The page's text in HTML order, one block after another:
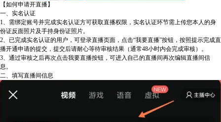
【如何申请开直播】
一、实名认证
1、需绑定账号并完成实名认证方可获取直播权限，实名认证环节需上传您本人的身
份证反面照片及手持身份证照片。
2、已完成实名认证的用户，可登录直播页面，点击“我要直播”按钮，按照提示完成直
播开通申请的提交，提交后请耐心等待审核结果（通常48小时内会完成审核）。
3、通过审核之后再次点击我要直播按钮，可进入自己的直播间再次编辑直播间信
息。
二、填写直播间信息